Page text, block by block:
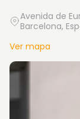
Avenida de
Barcelona,
Ver mapa